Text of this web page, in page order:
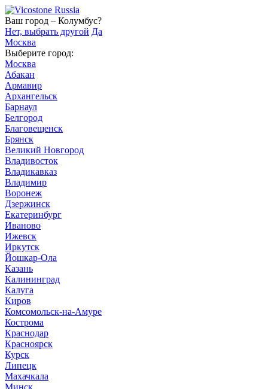
Ваш город – Колумбус?
Нет, выбрать другой Да
Москва
Выберите город:
Москва
Абакан
Армавир
Архангельск
Барнаул
Белгород
Благовещенск
Брянск
Великий Новгород
Владивосток
Владикавказ
Владимир
Воронеж
Дзержинск
Екатеринбург
Иваново
Ижевск
Иркутск
Йошкар-Ола
Казань
Калининград
Калуга
Киров
Комсомольск-на-Амуре
Кострома
Краснодар
Красноярск
Курск
Липецк
Махачкала
Минск